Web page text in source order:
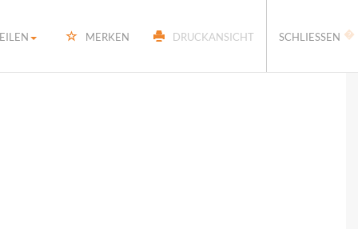
MERKEN DRUCKANSICHT �
SCHLIESSEN